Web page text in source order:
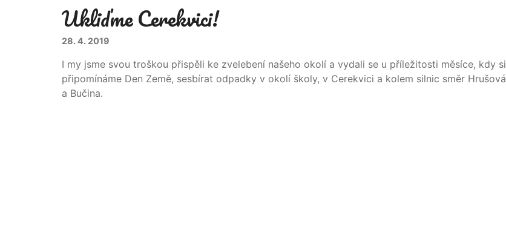
Ukliďme Cerekvici!
28. 4. 2019
I my jsme svou troškou přispěli ke zvelebení našeho okolí a vydali se u příležitosti měsíce, kdy si
připomínáme Den Země, sesbírat odpadky v okolí školy, v Cerekvici a kolem silnic směr Hrušová
a Bučina.